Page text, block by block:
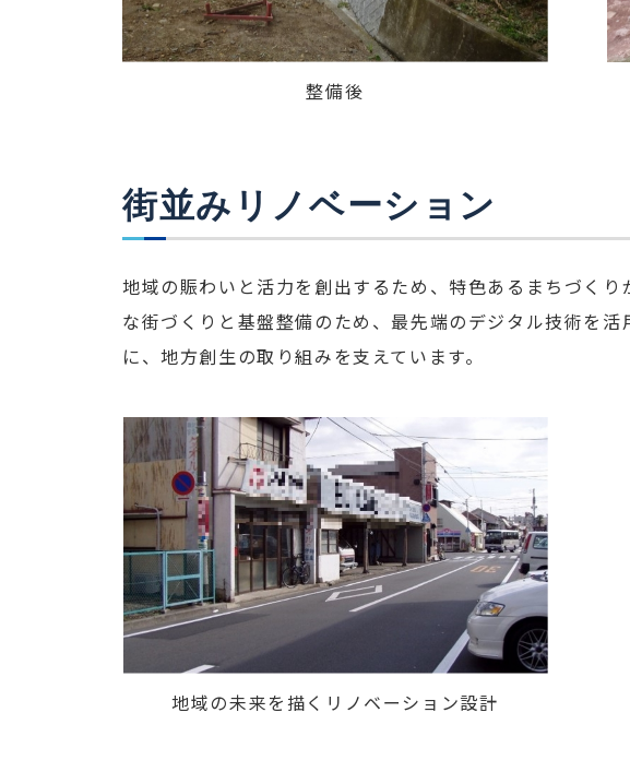
整備後
街並みリノベーション
地域の賑わいと活力を創出するため、特色あるまちづく
な街づくりと基盤整備のため、最先端のデジタル技術を
に、地方創生の取り組みを支えています。
地域の未来を描くリノベーション設計